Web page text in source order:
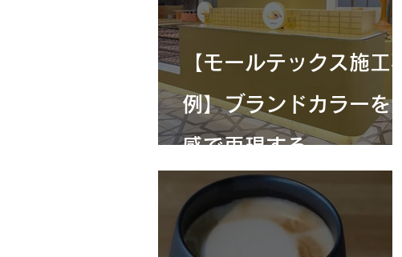
寿）
【モールテックス施工事
例】ブランドカラーを質
感で再現する、
FONDAN 東京大丸店の
内装